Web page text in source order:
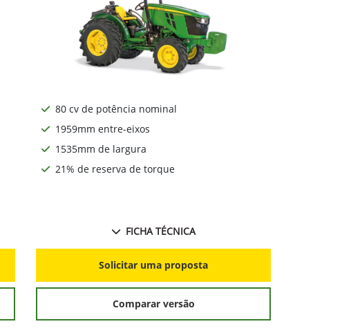
80 cv de potência nominal
1959mm entre-eixos
1535mm de largura
21% de reserva de torque
FICHA TÉCNICA
Solicitar uma proposta
Comparar versão